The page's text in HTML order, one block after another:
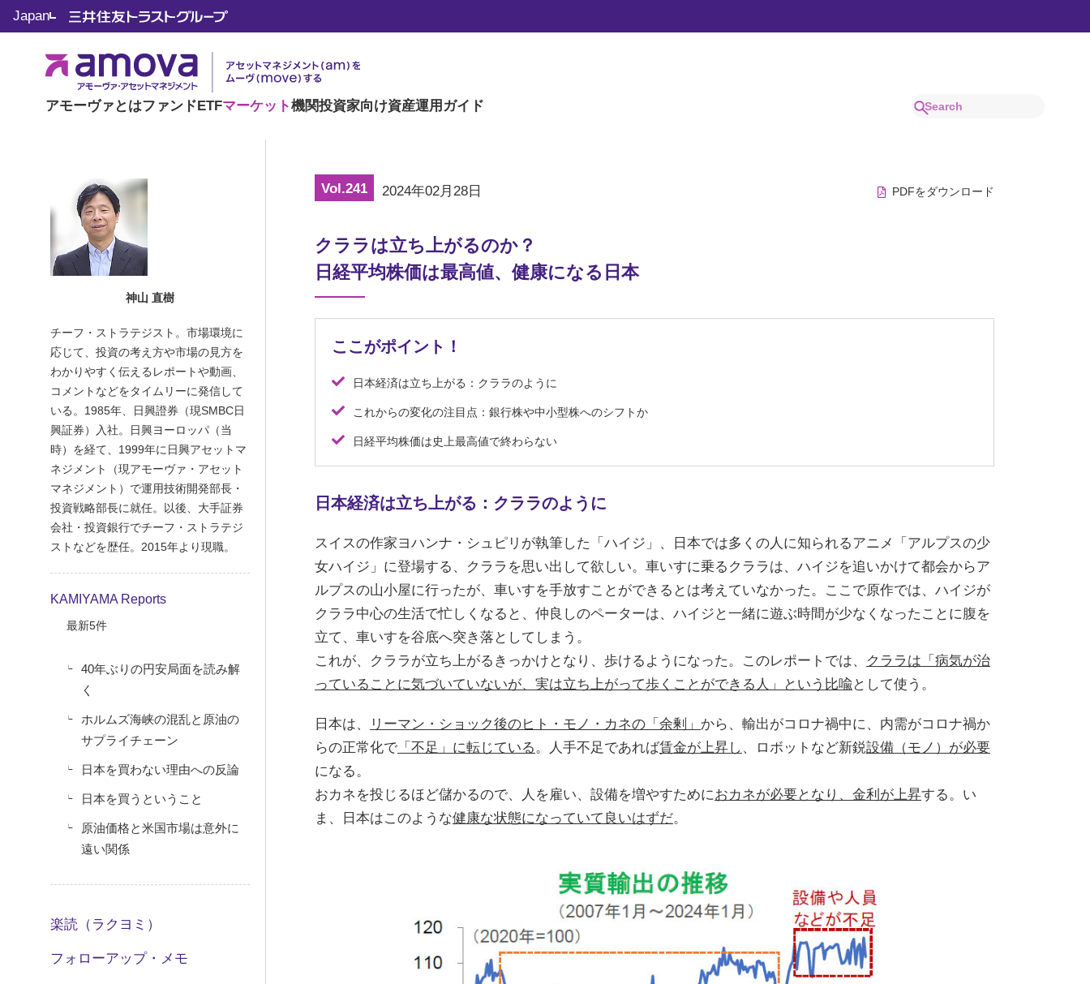
アモーヴァとはファンドETFマーケット機関投資家向け資産運用ガイド
Japan
マーケット情報
KAMIYAMA Reports
神山 直樹
チーフ・ストラテジスト。市場環境に
応じて、投資の考え方や市場の見方を
わかりやすく伝えるレポートや動画、
コメントなどをタイムリーに発信して
いる。1985年、日興證券（現SMBC日
興証券）入社。日興ヨーロッパ（当
時）を経て、1999年に日興アセットマ
ネジメント（現アモーヴァ・アセット
マネジメント）で運用技術開発部長・
投資戦略部長に就任。以後、大手証券
会社・投資銀行でチーフ・ストラテジ
ストなどを歴任。2015年より現職。
KAMIYAMA Reports
最新5件
40年ぶりの円安局面を読み解
く
ホルムズ海峡の混乱と原油の
サプライチェーン
日本を買わない理由への反論
日本を買うということ
原油価格と米国市場は意外に
遠い関係
楽読（ラクヨミ）
フォローアップ・メモ
Vol.241 2024年02月28日 PDFをダウンロード
クララは立ち上がるのか？
日経平均株価は最高値、健康になる日本
ここがポイント！
日本経済は立ち上がる：クララのように
これからの変化の注目点：銀行株や中小型株へのシフトか
日経平均株価は史上最高値で終わらない
日本経済は立ち上がる：クララのように
スイスの作家ヨハンナ・シュピリが執筆した「ハイジ」、日本では多くの人に知られるアニメ「アルプスの少
女ハイジ」に登場する、クララを思い出して欲しい。車いすに乗るクララは、ハイジを追いかけて都会からア
ルプスの山小屋に行ったが、車いすを手放すことができるとは考えていなかった。ここで原作では、ハイジが
クララ中心の生活で忙しくなると、仲良しのペーターは、ハイジと一緒に遊ぶ時間が少なくなったことに腹を
立て、車いすを谷底へ突き落としてしまう。
これが、クララが立ち上がるきっかけとなり、歩けるようになった。このレポートでは、
クララは「病気が治
っていることに気づいていないが、実は立ち上がって歩くことができる人」という比喩 として使う。
日本は、 リーマン・ショック後のヒト・モノ・カネの「余剰」 から、輸出がコロナ禍中に、内需がコロナ禍か
らの正常化で 「不足」に転じている。人手不足であれば賃金が上昇し 、ロボットなど新鋭設備（モノ）が必要
になる。
おカネを投じるほど儲かるので、人を雇い、設備を増やすためにおカネが必要となり、金利が上昇する。い
ま、日本はこのような健康な状態になっていて良いはずだ。